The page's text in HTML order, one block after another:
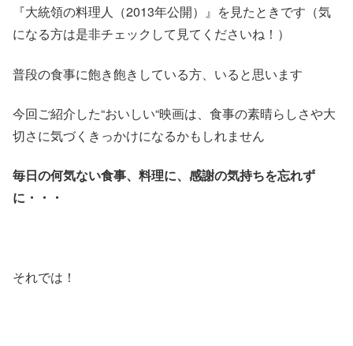
『大統領の料理人（2013年公開）』を見たときです（気
になる方は是非チェックして見てくださいね！）
普段の食事に飽き飽きしている方、いると思います
今回ご紹介した“おいしい“映画は、食事の素晴らしさや大
切さに気づくきっかけになるかもしれません
毎日の何気ない食事、料理に、 感謝の気持ちを忘れず
に・・・
それでは！